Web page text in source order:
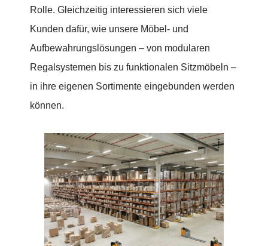
Rolle. Gleichzeitig interessieren sich viele
Kunden dafür, wie unsere Möbel- und
Aufbewahrungslösungen – von modularen
Regalsystemen bis zu funktionalen Sitzmöbeln –
in ihre eigenen Sortimente eingebunden werden
können.